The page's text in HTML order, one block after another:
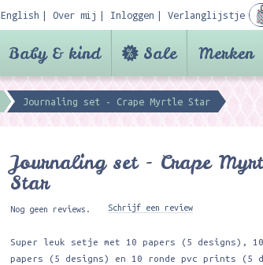
English Over mij Inloggen Verlanglijstje
Baby & kind Sale Merken
Journaling set - Crape Myrtle Star
Journaling set - Crape
Star
Nog geen reviews. Schrijf een review
Super leuk setje met 10 papers (5 designs),
papers (5 designs) en 10 ronde pvc prints (5